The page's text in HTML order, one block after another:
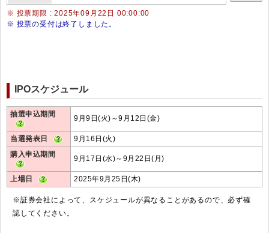
※ 投票期限 : 2025年09月22日 00:00:00
※ 投票の受付は終了しました。
IPOスケジュール
抽選申込期間 9月9日(火)～9月12日(金)
当選発表日
9月16日(火)
購入申込期間
9月17日(水)～9月22日(月)
上場日 2025年9月25日(木)
※証券会社によって、スケジュールが異なることがあるので、必ず確
認してください。